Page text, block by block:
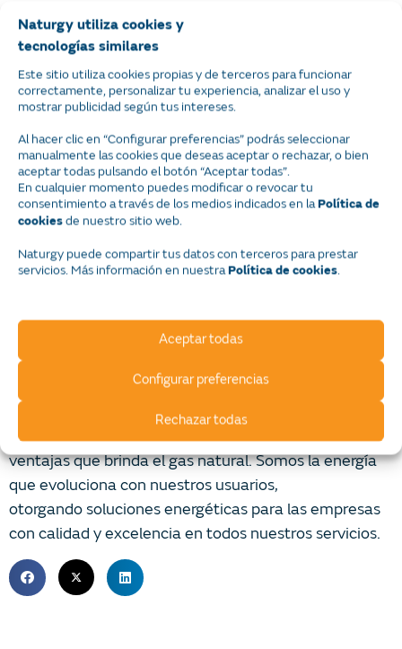
Naturgy utiliza cookies y
tecnologías similares
Este sitio utiliza cookies propias y de terceros para funcionar
correctamente, personalizar tu experiencia, analizar el uso y
mostrar publicidad según tus intereses.
Al hacer clic en “Configurar preferencias” podrás seleccionar
manualmente las cookies que deseas aceptar o rechazar, o bien
aceptar todas pulsando el botón “Aceptar todas”.
En cualquier momento puedes modificar o revocar tu
consentimiento a través de los medios indicados en la Política de
cookies de nuestro sitio web.
Naturgy puede compartir tus datos con terceros para prestar
servicios. Más información en nuestra Política de cookies.
Aceptar todas
Rechazar todas
Configurar preferencias
Conoce más sobre este proyecto
en:http://https://www.globalpower-generation.com/
ooOOoo
Sobre Naturgy México
Naturgy es la mayor compañía de distribución de gas
Latinoamérica con más de 175 años en el mercado;
años, donde somos ya el socio energético de hogares,
comercios, procesos productivos y de la industria.
Actualmente Naturgy en México da servicio a más de
un millón seiscientos cincuenta y nueve mil hogares,
empresas y comercios que disfrutan todas las
ventajas que brinda el gas natural. Somos la energía
que evoluciona con nuestros usuarios,
otorgando soluciones energéticas para las empresas
con calidad y excelencia en todos nuestros servicios.